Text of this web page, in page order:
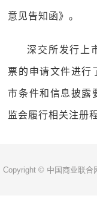
意见告知函》。
深交所发行上
票的申请文件进行
市条件和信息披露
监会履行相关注册
Copyright © 中国商业联合